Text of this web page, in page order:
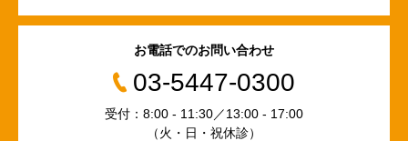
お電話でのお問い合わせ
03-5447-0300
受付：8:00 - 11:30／13:00 - 17:00
（火・日・祝休診）